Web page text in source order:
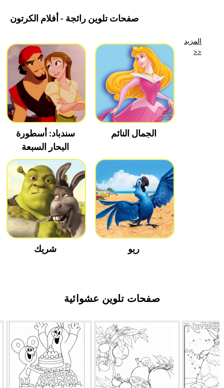
صفحات تلوين رائجة - أفلام الكرتون
سندباد: أسطورة
البحار السبعة
الجمال النائم
شريك ريو
المزيد
>>
صفحات تلوين عشوائية